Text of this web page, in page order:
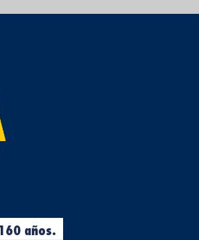
Actividades
CERVECERA
ORIGINALES PARA
EN LA MANO
una ciudad en la que gracias a un
cerveza en la mano
prácticamente
presentaciones,
años.